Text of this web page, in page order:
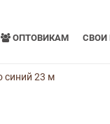
ОПТОВИКАМ СВОИ
синий 23 м